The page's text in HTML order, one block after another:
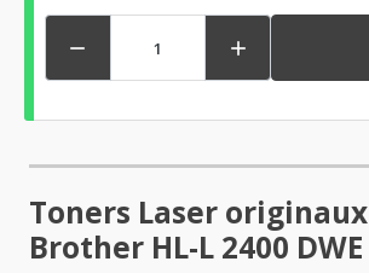
 
Toners Laser originaux
Brother HL-L 2400 DWE